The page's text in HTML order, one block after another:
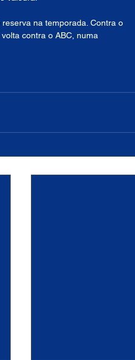
na temporada. Contra o
contra o ABC, numa